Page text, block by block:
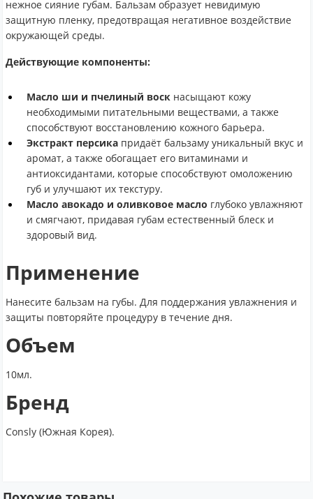
нежное сияние губам. Бальзам образует невидимую
защитную пленку, предотвращая негативное воздействие
окружающей среды.
Действующие компоненты:
Масло ши и пчелиный воск насыщают кожу
необходимыми питательными веществами, а также
способствуют восстановлению кожного барьера.
Экстракт персика придаёт бальзаму уникальный вкус и
аромат, а также обогащает его витаминами и
антиоксидантами, которые способствуют омоложению
губ и улучшают их текстуру.
Масло авокадо и оливковое масло глубоко увлажняют
и смягчают, придавая губам естественный блеск и
здоровый вид.
Применение
Нанесите бальзам на губы. Для поддержания увлажнения и
защиты повторяйте процедуру в течение дня.
Объем
10мл.
Бренд
Consly (Южная Корея).